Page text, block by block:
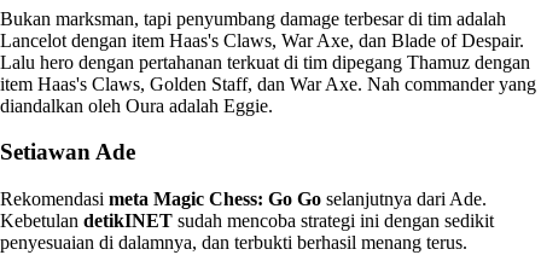
Bukan marksman, tapi penyumbang damage terbesar di tim adalah
Lancelot dengan item Haas's Claws, War Axe, dan Blade of Despair.
Lalu hero dengan pertahanan terkuat di tim dipegang Thamuz dengan
item Haas's Claws, Golden Staff, dan War Axe. Nah commander yang
diandalkan oleh Oura adalah Eggie.
Setiawan Ade
Rekomendasi meta Magic Chess: Go Go selanjutnya dari Ade.
Kebetulan detikINET sudah mencoba strategi ini dengan sedikit
penyesuaian di dalamnya, dan terbukti berhasil menang terus.